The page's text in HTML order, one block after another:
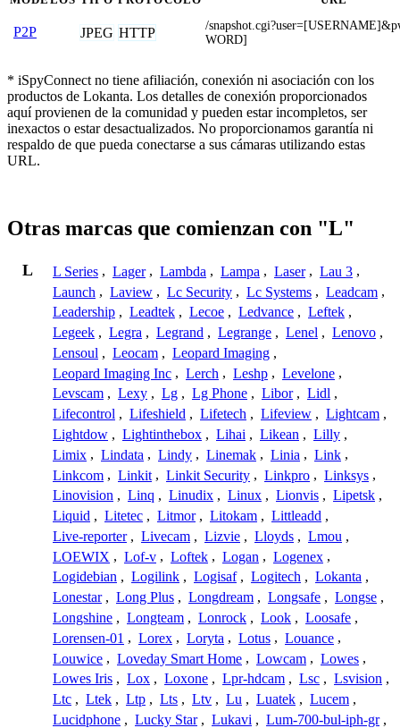
P2P JPEG HTTP
/
WORD]
* iSpyConnect no tiene afiliación, conexión ni asociación con los
productos de Lokanta. Los detalles de conexión proporcionados
aquí provienen de la comunidad y pueden estar incompletos, ser
inexactos o estar desactualizados. No proporcionamos garantía ni
respaldo de que pueda conectarse a sus cámaras utilizando estas
URL.
Otras marcas que comienzan con "L"
L L Series , Lager , Lambda , Lampa , Laser , Lau 3 ,
Launch , Laview , Lc Security , Lc Systems , Leadcam ,
Leadership , Leadtek , Lecoe , Ledvance , Leftek ,
Legeek , Legra , Legrand , Legrange , Lenel , Lenovo ,
Lensoul , Leocam , Leopard Imaging ,
Leopard Imaging Inc , Lerch , Leshp , Levelone ,
Levscam , Lexy , Lg , Lg Phone , Libor , Lidl ,
Lifecontrol , Lifeshield , Lifetech , Lifeview , Lightcam ,
Lightdow , Lightinthebox , Lihai , Likean , Lilly ,
Limix , Lindata , Lindy , Linemak , Linia , Link ,
Linkcom , Linkit , Linkit Security , Linkpro , Linksys ,
Linovision , Linq , Linudix , Linux , Lionvis , Lipetsk ,
Liquid , Litetec , Litmor , Litokam , Littleadd ,
Live-reporter , Livecam , Lizvie , Lloyds , Lmou ,
LOEWIX , Lof-v , Loftek , Logan , Logenex ,
Logidebian , Logilink , Logisaf , Logitech , Lokanta ,
Lonestar , Long Plus , Longdream , Longsafe , Longse ,
Longshine , Longteam , Lonrock , Look , Loosafe ,
Lorensen-01 , Lorex , Loryta , Lotus , Louance ,
Louwice , Loveday Smart Home , Lowcam , Lowes ,
Lowes Iris , Lox , Loxone , Lpr-hdcam , Lsc , Lsvision ,
Ltc , Ltek , Ltp , Lts , Ltv , Lu , Luatek , Lucem ,
Lucidphone , Lucky Star , Lukavi , Lum-700-bul-iph-gr ,